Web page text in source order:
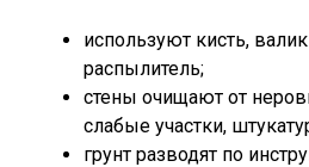
используют кисть,
распылитель;
стены очищают от
слабые участки,
грунт разводят по